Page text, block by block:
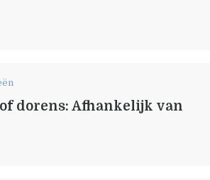
dorens: Afhankelijk van